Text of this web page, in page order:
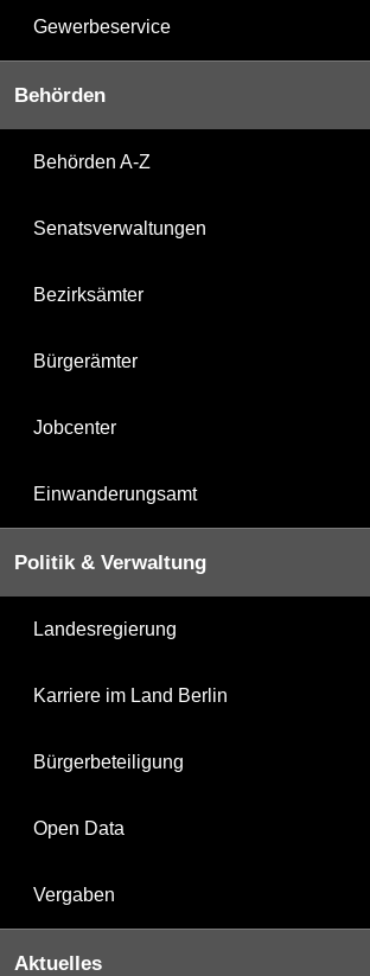
Gewerbeservice
Behörden
Behörden A-Z
Senatsverwaltungen
Bezirksämter
Bürgerämter
Jobcenter
Einwanderungsamt
Politik & Verwaltung
Landesregierung
Karriere im Land Berlin
Bürgerbeteiligung
Open Data
Vergaben
Aktuelles